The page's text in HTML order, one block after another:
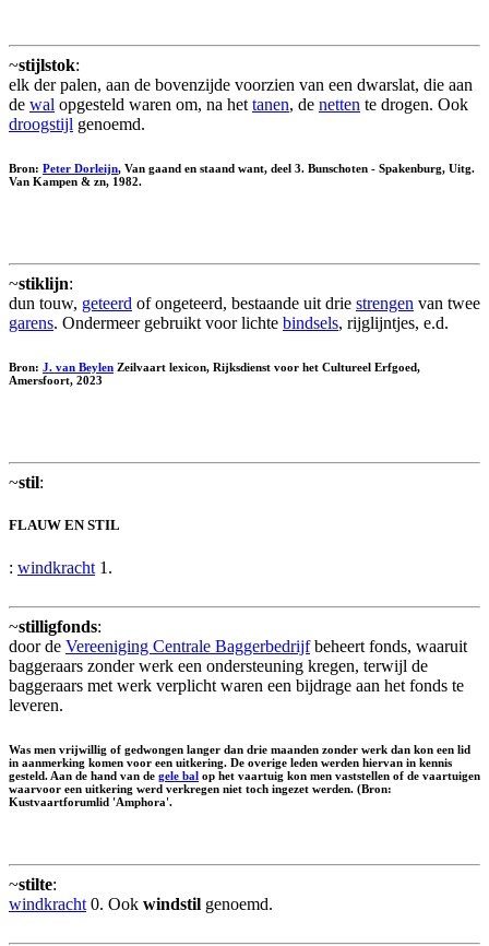
~stijlstok:
elk der palen, aan de bovenzijde voorzien van een dwarslat, die aan
de wal opgesteld waren om, na het tanen, de netten te drogen. Ook
droogstijl genoemd.
Bron: Peter Dorleijn, Van gaand en staand want, deel 3. Bunschoten - Spakenburg, Uitg.
Van Kampen & zn, 1982.
~stiklijn:
dun touw, geteerd of ongeteerd, bestaande uit drie strengen van twee
garens. Ondermeer gebruikt voor lichte bindsels, rijglijntjes, e.d.
Bron: J. van Beylen Zeilvaart lexicon, Rijksdienst voor het Cultureel Erfgoed,
Amersfoort, 2023
~stil:
FLAUW EN STIL
: windkracht1.
~stilligfonds:
door de Vereeniging Centrale Baggerbedrijfbeheert fonds, waaruit
baggeraars zonder werk een ondersteuning kregen, terwijl de
baggeraars met werk verplicht waren een bijdrage aan het fonds te
leveren.
Was men vrijwillig of gedwongen langer dan drie maanden zonder werk dan kon een lid
in aanmerking komen voor een uitkering. De overige leden werden hiervan in kennis
gesteld. Aan de hand van de gele bal op het vaartuig kon men vaststellen of de vaartuigen
waarvoor een uitkering werd verkregen niet toch ingezet werden. (Bron:
Kustvaartforumlid 'Amphora'.
~stilte:
windkracht 0. Ook windstil genoemd.